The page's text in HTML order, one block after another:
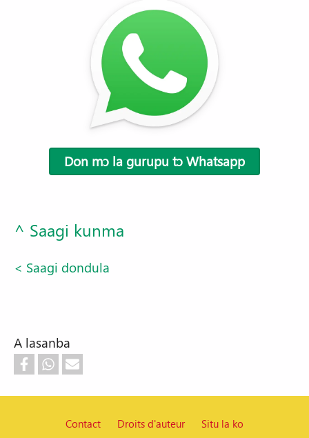
Don mɔ la gurupu tɔ Whatsapp
^ Saagi kunma
< Saagi dondula
A lasanba
Contact Droits d'auteur
Situ la ko